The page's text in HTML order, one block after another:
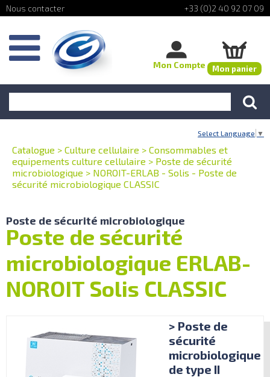
+33 (0)2 40 92 07 09
Mon Compte Mon panier
Select Language ▼
Catalogue > Culture cellulaire > Consommables et
equipements culture cellulaire > Poste de sécurité
microbiologique > NOROIT-ERLAB - Solis - Poste de
sécurité microbiologique CLASSIC
Poste de sécurité microbiologique
Poste de sécurité
microbiologique ERLAB-
NOROIT Solis CLASSIC
> Poste de
sécurité
microbiologique
de type II